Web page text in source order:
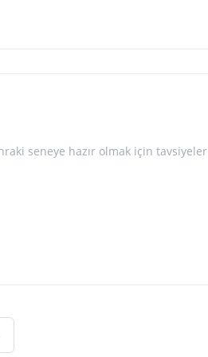
seneye hazır olmak için tavsiyeler